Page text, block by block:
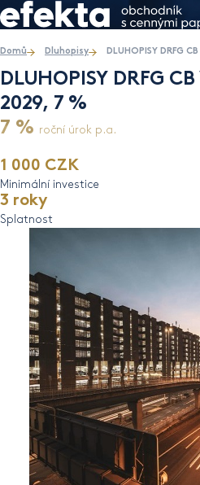
Domů Dluhopisy DLUHOPISY DRFG
DLUHOPISY DRFG
2029, 7 %
7 %
roční úrok p.a.
1 000 CZK
Minimální investice
3 roky
Splatnost